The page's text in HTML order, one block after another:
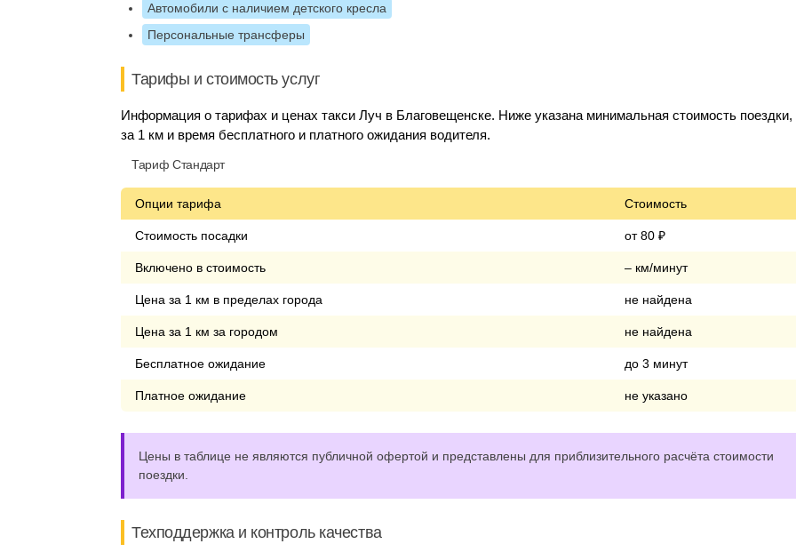
Автомобили с наличием детского кресла
Персональные трансферы
Тарифы и стоимость услуг
Информация о тарифах и ценах такси Луч в Благовещенске. Ниже указана минимальная стоимость поездки,
за 1 км и время бесплатного и платного ожидания водителя.
Тариф Стандарт
Опции тарифа Стоимость
Стоимость посадки от 80 ₽
Включено в стоимость – км/минут
Цена за 1 км в пределах города не найдена
Цена за 1 км за городом не найдена
Бесплатное ожидание до 3 минут
Платное ожидание не указано
Цены в таблице не являются публичной офертой и представлены для приблизительного расчёта стоимости
поездки.
Техподдержка и контроль качества